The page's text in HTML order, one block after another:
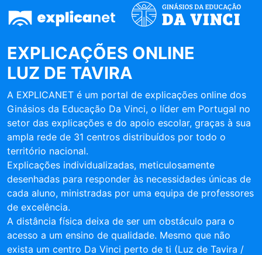
EXPLICAÇÕES ONLINE
LUZ DE TAVIRA
A EXPLICANET é um portal de explicações online dos
Ginásios da Educação Da Vinci, o líder em Portugal no
setor das explicações e do apoio escolar, graças à sua
ampla rede de 31 centros distribuídos por todo o
território nacional.
Explicações individualizadas, meticulosamente
desenhadas para responder às necessidades únicas de
cada aluno, ministradas por uma equipa de professores
de excelência.
A distância física deixa de ser um obstáculo para o
acesso a um ensino de qualidade. Mesmo que não
exista um centro Da Vinci perto de ti (Luz de Tavira /